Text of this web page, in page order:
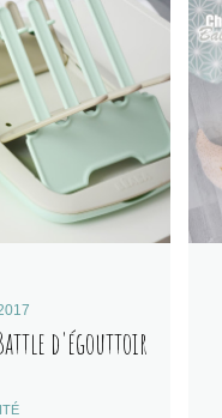
d'égouttoir